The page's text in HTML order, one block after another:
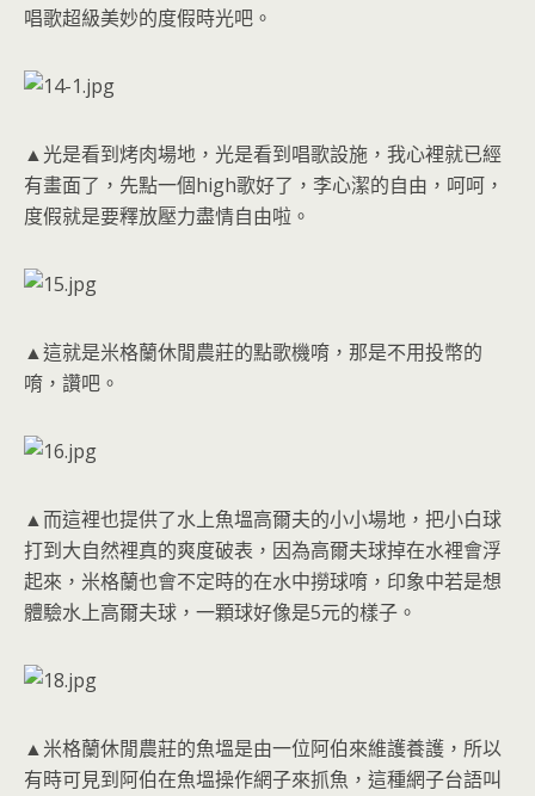
唱歌超級美妙的度假時光吧。
▲光是看到烤肉場地，光是看到唱歌設施，我心裡就已經
有畫面了，先點一個high歌好了，李心潔的自由，呵呵，
度假就是要釋放壓力盡情自由啦。
▲這就是米格蘭休閒農莊的點歌機唷，那是不用投幣的
唷，讚吧。
▲而這裡也提供了水上魚塭高爾夫的小小場地，把小白球
打到大自然裡真的爽度破表，因為高爾夫球掉在水裡會浮
起來，米格蘭也會不定時的在水中撈球唷，印象中若是想
體驗水上高爾夫球，一顆球好像是5元的樣子。
▲米格蘭休閒農莊的魚塭是由一位阿伯來維護養護，所以
有時可見到阿伯在魚塭操作網子來抓魚，這種網子台語叫